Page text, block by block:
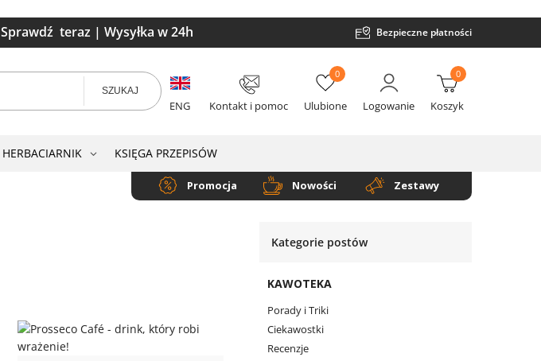
Sprawdź teraz | Wysyłka w 24h Bezpieczne płatności
SZUKAJ
ENG Kontakt i pomoc
0
Ulubione Logowanie
0
Koszyk
HERBACIARNIK KSIĘGA PRZEPISÓW
Promocja Nowości Zestawy
Kategorie postów
KAWOTEKA
Porady i Triki
Ciekawostki
Recenzje